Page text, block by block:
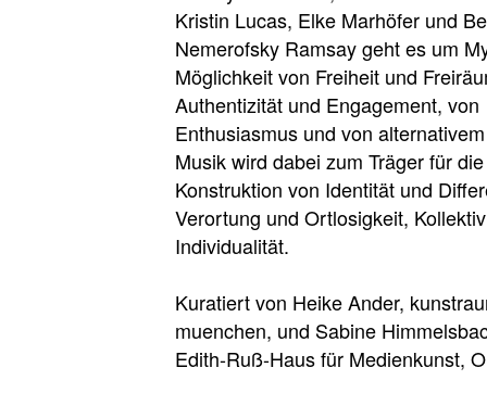
Kristin Lucas, Elke Marhöfer und
Nemerofsky Ramsay geht es um
Möglichkeit von Freiheit und
Authentizität und Engagement, von
Enthusiasmus und von
Musik wird dabei zum Träger für die
Konstruktion von Identität und
Verortung und Ortlosigkeit,
Individualität.
Kuratiert von Heike Ander,
muenchen, und Sabine
Edith-Ruß-Haus für Medienkunst,